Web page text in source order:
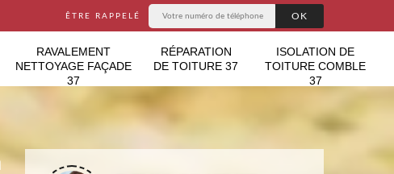
ÊTRE RAPPELÉ
RAVALEMENT
NETTOYAGE FAÇADE
37
RÉPARATION
DE TOITURE 37
ISOLATION DE
TOITURE COMBLE
37